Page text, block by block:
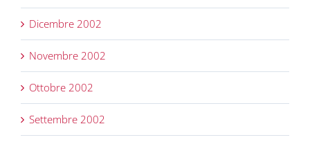
Dicembre 2002
Novembre 2002
Ottobre 2002
Settembre 2002